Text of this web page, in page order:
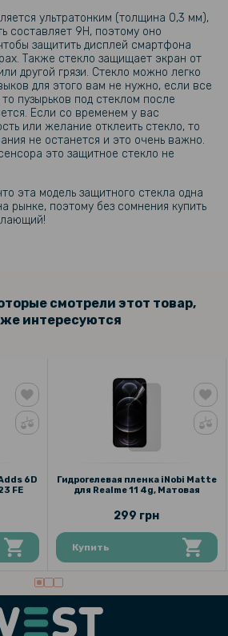
ультратонким (толщина 0,3 мм),
составляет 9H, поэтому оно
защитить дисплей смартфона
Также стекло защищает экран от
другой грязи. Стекло можно легко
для этого вам не нужно, если все
пузырьков под стеклом после
Если со временем у вас
или желание отклеить стекло, то
не останется и это очень важно.
это защитное стекло не
эта модель защитного стекла одна
рынке, поэтому без сомнения купить
смотрели этот товар,
интересуются
6D
FE
Гидрогелевая пленка iNobi Matte
для Realme 11 4g, Матовая
299 грн
Купить